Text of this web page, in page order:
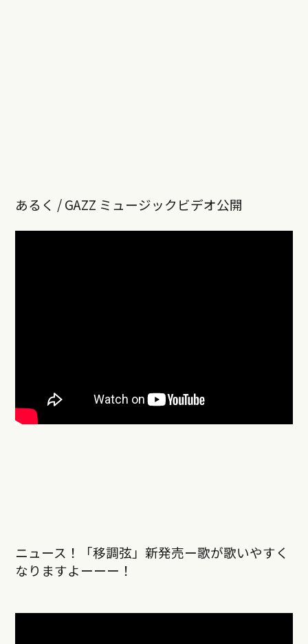
あるく / GAZZ ミュージックビデオ公開
ニュース！「移調弦」新発売ー歌が歌いやすく
なりますよーーー！